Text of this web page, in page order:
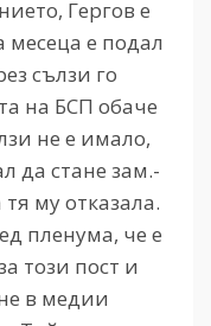
Гергов е
месеца е подал
сълзи го
на БСП обаче
не е имало,
да стане зам.-
му отказала.
пленума, че е
този пост и
в медии